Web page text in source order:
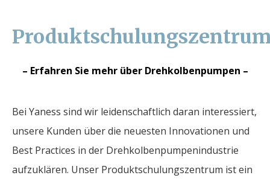
– Erfahren Sie mehr über Drehkolbenpumpen –
Bei Yaness sind wir leidenschaftlich daran interessiert,
unsere Kunden über die neuesten Innovationen und
Best Practices in der Drehkolbenpumpenindustrie
aufzuklären. Unser Produktschulungszentrum ist ein